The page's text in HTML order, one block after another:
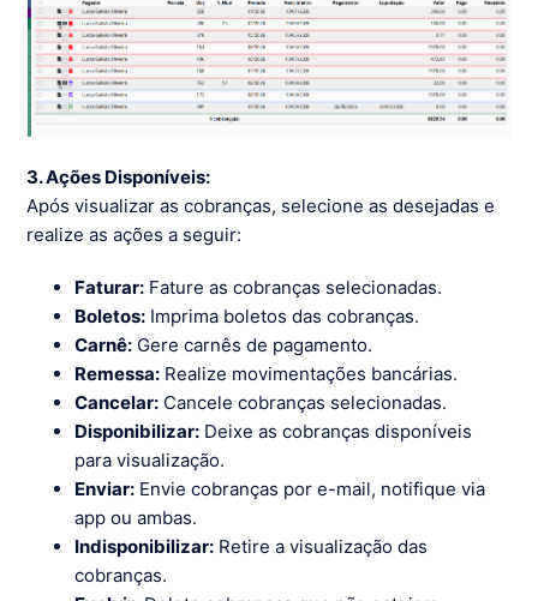
3. Ações Disponíveis:
Após visualizar as cobranças, selecione as desejadas e
realize as ações a seguir:
Faturar: Fature as cobranças selecionadas.
Boletos: Imprima boletos das cobranças.
Carnê: Gere carnês de pagamento.
Remessa: Realize movimentações bancárias.
Cancelar: Cancele cobranças selecionadas.
Disponibilizar: Deixe as cobranças disponíveis
para visualização.
Enviar: Envie cobranças por e-mail, notifique via
app ou ambas.
Indisponibilizar: Retire a visualização das
cobranças.